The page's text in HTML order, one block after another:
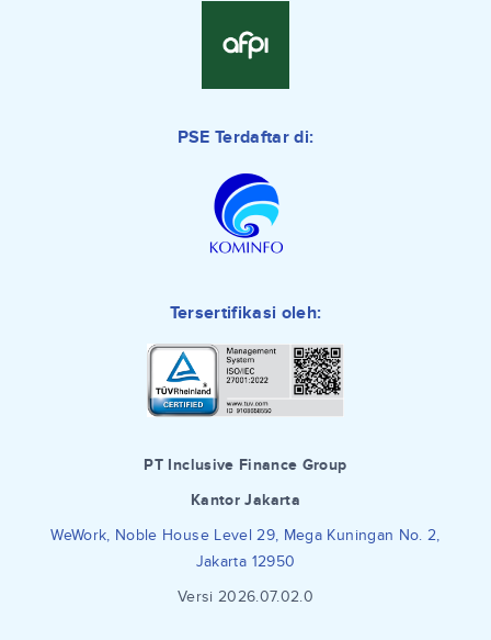
PSE Terdaftar di:
Tersertifikasi oleh:
PT Inclusive Finance Group
Kantor Jakarta
WeWork, Noble House Level 29, Mega Kuningan No. 2,
Jakarta 12950
Versi 2026.07.02.0